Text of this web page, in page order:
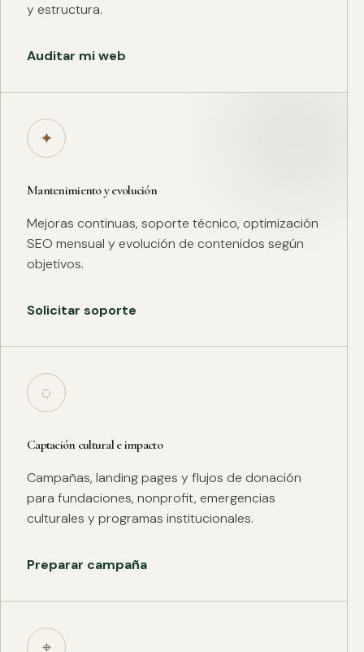
y estructura.
Auditar mi web
✦
Mantenimiento y evolución
Mejoras continuas, soporte técnico, optimización
SEO mensual y evolución de contenidos según
objetivos.
Solicitar soporte
◌
Captación cultural e impacto
Campañas, landing pages y flujos de donación
para fundaciones, nonprofit, emergencias
culturales y programas institucionales.
Preparar campaña
⌖